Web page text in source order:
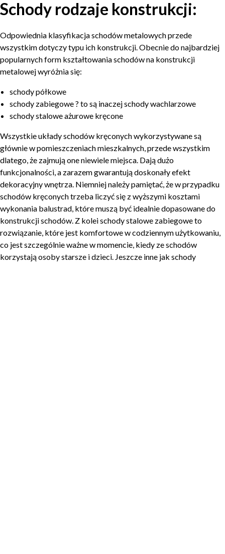
Schody rodzaje konstrukcji:
Odpowiednia klasyfikacja schodów metalowych przede
wszystkim dotyczy typu ich konstrukcji. Obecnie do najbardziej
popularnych form kształtowania schodów na konstrukcji
metalowej wyróżnia się:
schody półkowe
schody zabiegowe ? to są inaczej schody wachlarzowe
schody stalowe ażurowe kręcone
Wszystkie układy schodów kręconych wykorzystywane są
głównie w pomieszczeniach mieszkalnych, przede wszystkim
dlatego, że zajmują one niewiele miejsca. Dają dużo
funkcjonalności, a zarazem gwarantują doskonały efekt
dekoracyjny wnętrza. Niemniej należy pamiętać, że w przypadku
schodów kręconych trzeba liczyć się z wyższymi kosztami
wykonania balustrad, które muszą być idealnie dopasowane do
konstrukcji schodów. Z kolei schody stalowe zabiegowe to
rozwiązanie, które jest komfortowe w codziennym użytkowaniu,
co jest szczególnie ważne w momencie, kiedy ze schodów
korzystają osoby starsze i dzieci. Jeszcze inne jak schody